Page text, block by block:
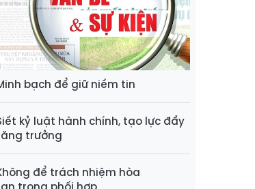
bạch để giữ niềm tin
kỷ luật hành chính, tạo lực đẩy
trưởng
để trách nhiệm hòa